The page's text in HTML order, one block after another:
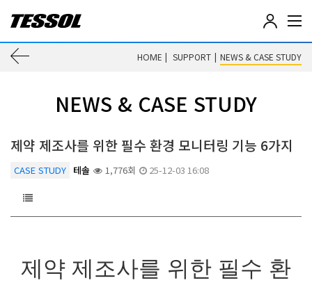
테
(
T
)
-
전
기
계
HOME | SUPPORT | NEWS & CASE STUDY
NEWS & CASE STUDY
제약 제조사를 위한 필수 환경 모니터링 기능 6가지
CASE STUDY 테솔 1,776회 25-12-03 16:08
제약 제조사를 위한 필수 환